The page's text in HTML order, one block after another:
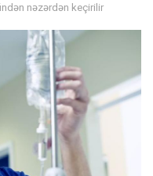
nəzərdən keçirilir